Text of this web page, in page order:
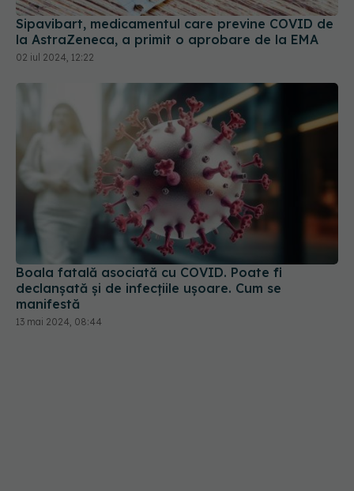
Boala fatală asociată cu COVID. Poate fi
declanșată și de infecțiile ușoare. Cum se
manifestă
13 mai 2024, 08:44